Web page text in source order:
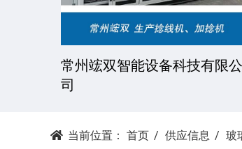
常州竤双智能设备科技有限公
司
当前位置： 首页 供应信息 玻